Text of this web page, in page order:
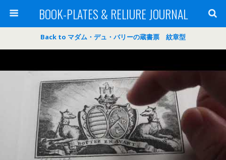
BOOK-PLATES & RELIURE JOURNAL
Back to マダム・デュ・バリーの蔵書票 紋章型